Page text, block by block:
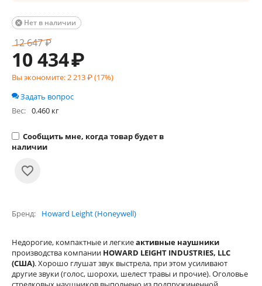
Нет в наличии

12 647₽
10 434₽
Вы экономите:2 213₽ (17%)
Задать вопрос
Вес: 0.460 кг
Сообщить мне, когда товар будет в
наличии
Бренд Howard Leight (Honeywell)
Недорогие, компактные и легкиеактивные наушники
производства компании HOWARD LEIGHT INDUSTRIES, LLC
(США). Хорошо глушат звук выстрела, при этом усиливают
другие звуки (голос, шорохи, шелест травы и прочие). Оголовье